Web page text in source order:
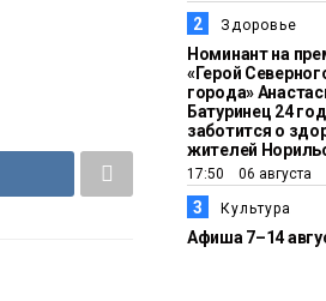
13:47
Новости
в
2 Здоровье
Номинант на
«Герой
города»
Батуринец 24
заботится о
жителей
17:50 06 августа
3 Культура
Афиша 7–14